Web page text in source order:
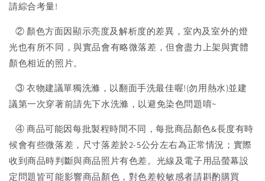
請綜合考量!
② 顏色方面因顯示亮度及解析度的差異，室內及室外的燈
光也有所不同，與實品會有略微落差，但會盡力上架與實體
顏色相近的照片。
③ 衣物建議單獨洗滌，以翻面手洗最佳喔!(勿用熱水)並建
議第一次穿著前請先下水洗滌，以避免染色問題唷~
④ 商品可能因每批製程時間不同，每批商品顏色&長度有時
候會有些微落差，尺寸落差於2-5公分左右為正常情況；實際
收到商品時判斷與商品照片有色差。光線及電子用品螢幕設
定問題皆可能影響商品顏色，對色差較敏感者請斟酌購買